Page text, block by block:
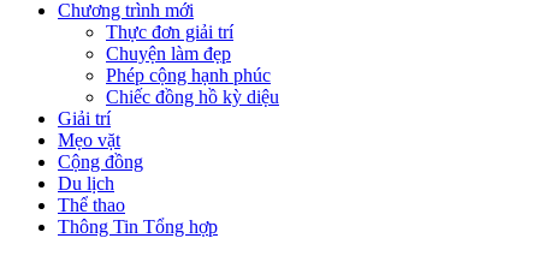
Chương trình mới
Thực đơn giải trí
Chuyện làm đẹp
Phép cộng hạnh phúc
Chiếc đồng hồ kỳ diệu
Giải trí
Mẹo vặt
Cộng đồng
Du lịch
Thể thao
Thông Tin Tổng hợp